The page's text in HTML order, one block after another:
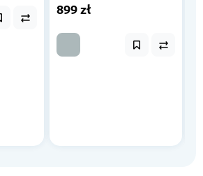
899 zł